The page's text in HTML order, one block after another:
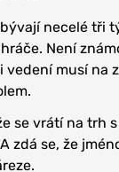
necelé tři
Není
vedení musí na
se vrátí na trh
zdá se, že